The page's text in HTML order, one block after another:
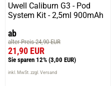
Uwell Caliburn G3 - Pod
System Kit - 2,5ml 900mAh
ab
alter Preis 24,90 EUR
21,90 EUR
Sie sparen 12% (3,00 EUR)
inkl. MwSt. zzgl. Versand